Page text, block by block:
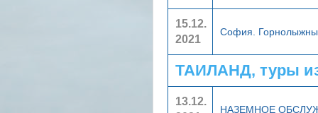
15.12.
2021
София.
ТАИЛАНД, туры
13.12.
НАЗЕМНОЕ